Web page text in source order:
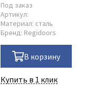
Под заказ
Артикул:
Материал: сталь
Бренд: Regidoors
В корзину
Купить в 1 клик